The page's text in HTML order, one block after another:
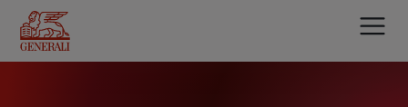
contenu
principal